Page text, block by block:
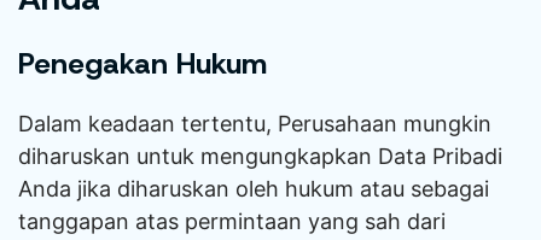
Penegakan Hukum
Dalam keadaan tertentu, Perusahaan mungkin
diharuskan untuk mengungkapkan Data Pribadi
Anda jika diharuskan oleh hukum atau sebagai
tanggapan atas permintaan yang sah dari